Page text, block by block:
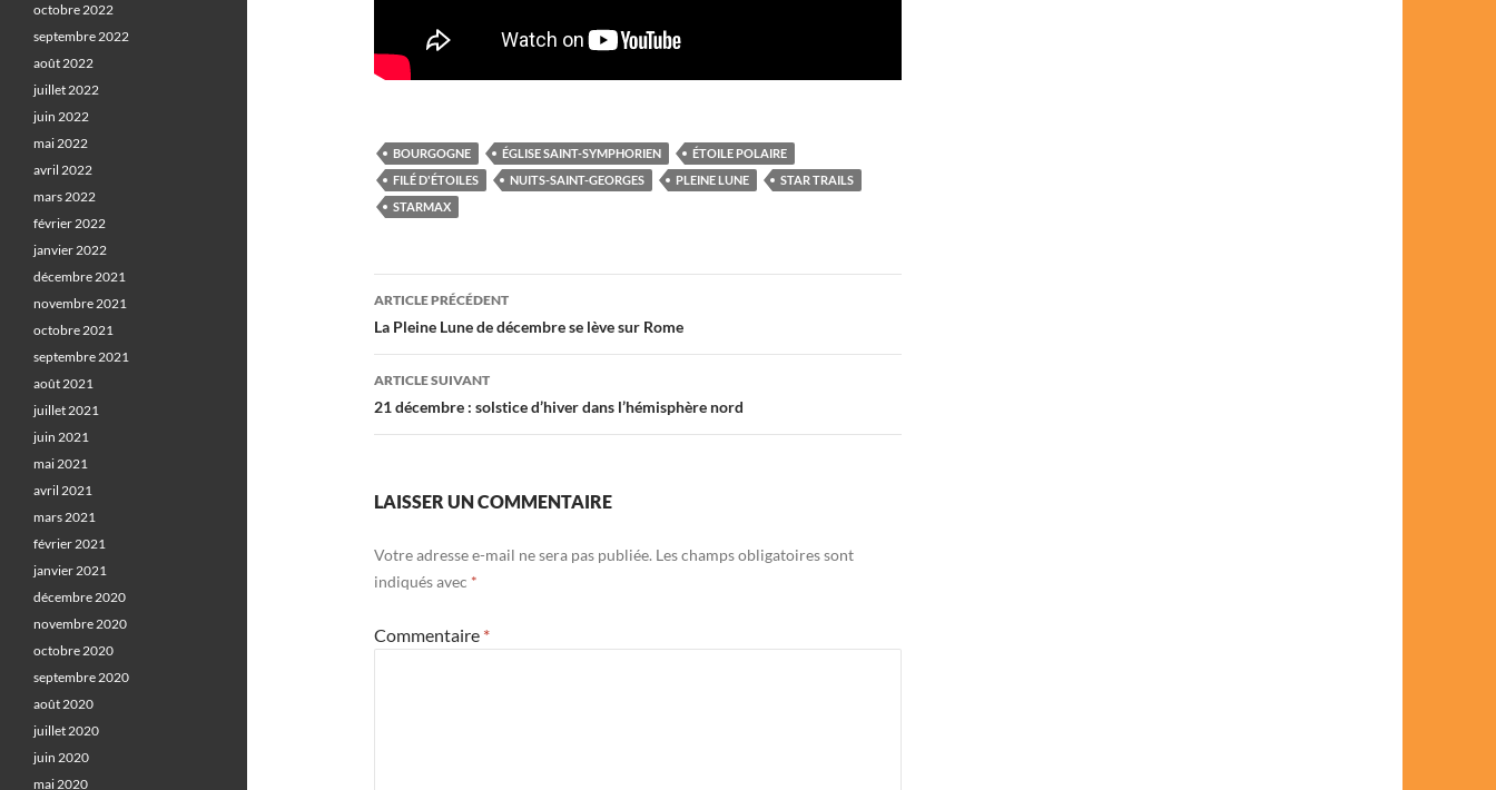
BOURGOGNE ÉGLISE SAINT-SYMPHORIEN
ÉTOILE POLAIRE
FILÉ D'ÉTOILES
NUITS-SAINT-GEORGES PLEINE LUNE
STAR TRAILS
STARMAX
Navigation
des
articles
ARTICLE PRÉCÉDENT
La Pleine Lune de décembre se lève sur Rome
ARTICLE SUIVANT
21 décembre : solstice d’hiver dans l’hémisphère nord
LAISSER UN COMMENTAIRE
Votre adresse e-mail ne sera pas publiée. Les champs obligatoires sont
indiqués avec *
Commentaire *
octobre 2022
septembre 2022
août 2022
juillet 2022
juin 2022
mai 2022
avril 2022
mars 2022
février 2022
janvier 2022
décembre 2021
novembre 2021
octobre 2021
septembre 2021
août 2021
juillet 2021
juin 2021
mai 2021
avril 2021
mars 2021
février 2021
janvier 2021
décembre 2020
novembre 2020
octobre 2020
septembre 2020
août 2020
juillet 2020
juin 2020
mai 2020